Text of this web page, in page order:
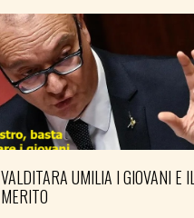
VALDITARA UMILIA I GIOVANI E IL
MERITO